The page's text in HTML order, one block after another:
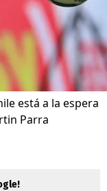
está a la espera
Parra